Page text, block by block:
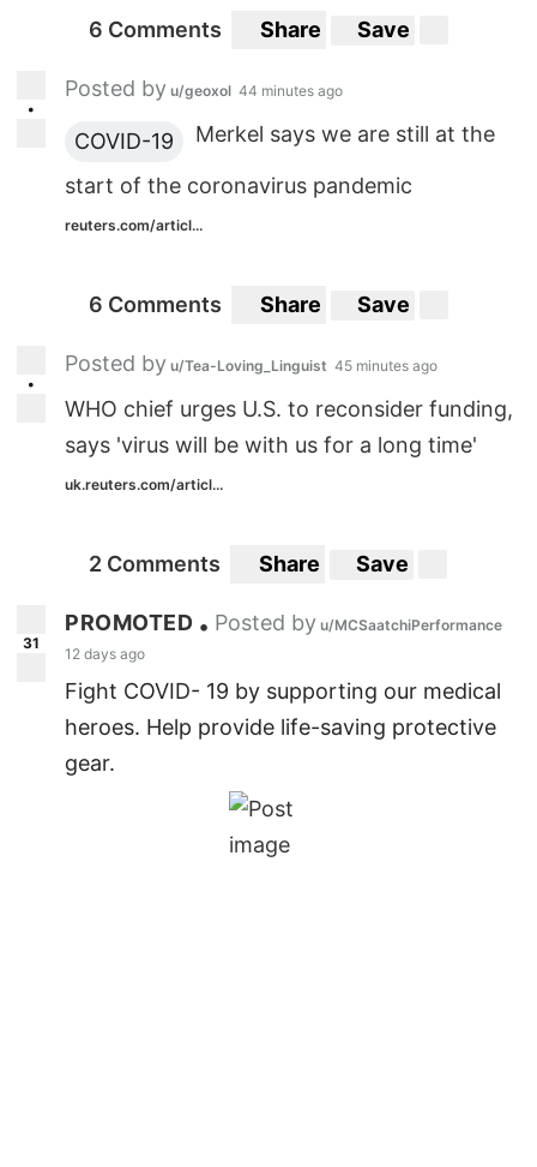
6 Comments Share Save
•
Posted by u/geoxol 44 minutes ago
COVID-19 Merkel says we are still at the
start of the coronavirus pandemic
reuters.com/articl...
6 Comments Share Save
•
Posted by u/Tea-Loving_Linguist 45 minutes ago
WHO chief urges U.S. to reconsider funding,
says 'virus will be with us for a long time'
uk.reuters.com/articl...
2 Comments Share Save
31
PROMOTED • Posted by u/MCSaatchiPerformance
12 days ago
Fight COVID- 19 by supporting our medical
heroes. Help provide life-saving protective
gear.